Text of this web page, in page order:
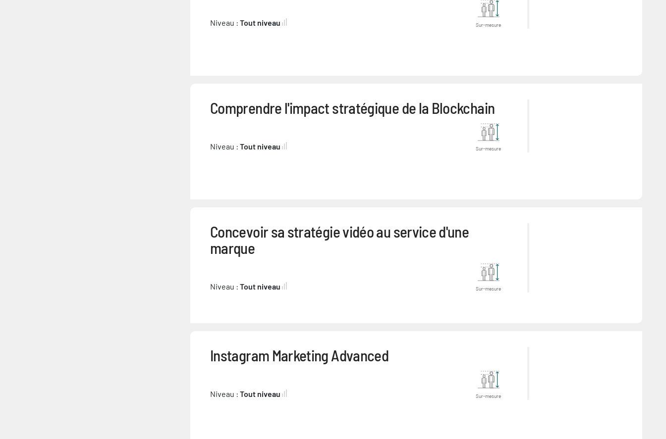
Niveau : Tout niveau Sur-mesure
Comprendre l'impact stratégique de la Blockchain
Niveau : Tout niveau Sur-mesure
Concevoir sa stratégie vidéo au service d'une
marque
Niveau : Tout niveau Sur-mesure
Instagram Marketing Advanced
Niveau : Tout niveau Sur-mesure